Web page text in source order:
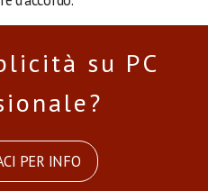
su PC
PER INFO